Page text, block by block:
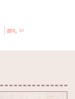
御礼»